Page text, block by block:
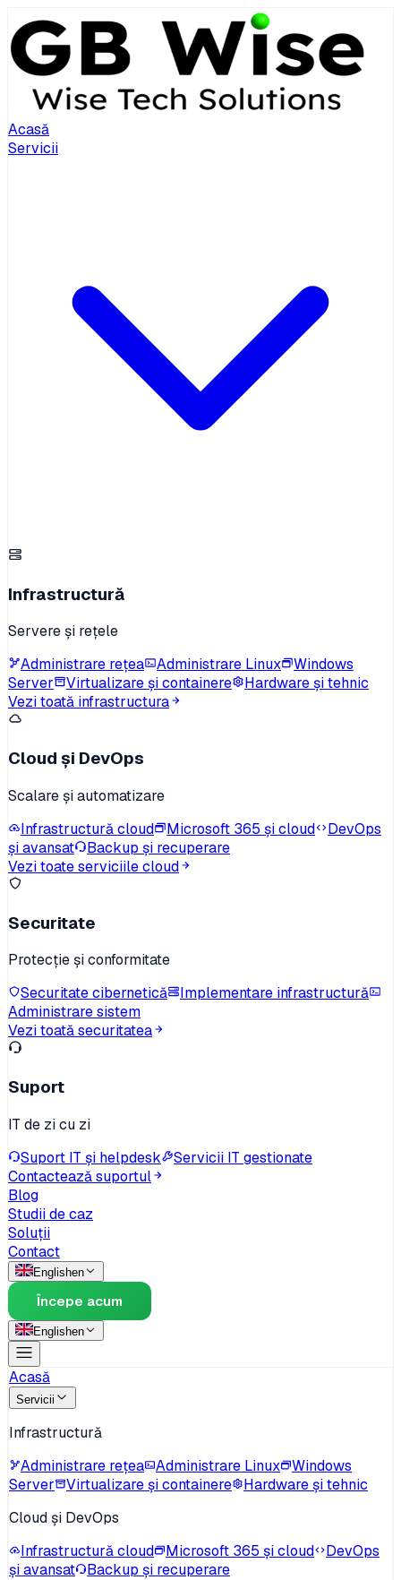
Acasă
Servicii
Infrastructură
Servere și rețele
Administrare rețea
Administrare Linux
Windows
Server
Virtualizare și containere
Hardware și tehnic
Vezi toată infrastructura
Cloud și DevOps
Scalare și automatizare
Infrastructură cloud
Microsoft 365 și cloud
DevOps
și avansat
Backup și recuperare
Vezi toate serviciile cloud
Securitate
Protecție și conformitate
Securitate cibernetică
Implementare infrastructură
Administrare sistem
Vezi toată securitatea
Suport
IT de zi cu zi
Suport IT și helpdesk
Servicii IT gestionate
Contactează suportul
Blog
Studii de caz
Soluții
Contact
Englishen
Începe acum
Englishen
Acasă
Servicii
Infrastructură
Administrare rețea
Administrare Linux
Windows
Server
Virtualizare și containere
Hardware și tehnic
Cloud și DevOps
Infrastructură cloud
Microsoft 365 și cloud
DevOps
și avansat
Backup și recuperare